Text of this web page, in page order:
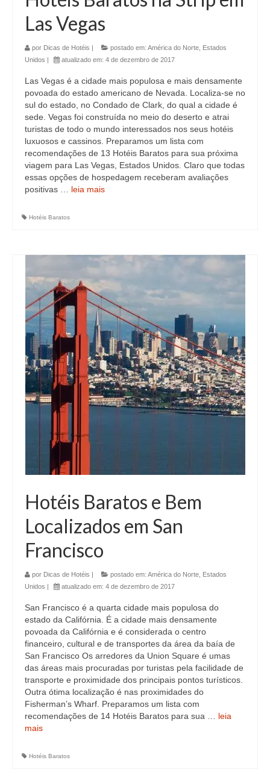
Las Vegas
por Dicas de Hotéis | postado em: América do Norte Estados
Unidos | atualizado em: 4 de dezembro de 2017
Las Vegas é a cidade mais populosa e mais densamente
povoada do estado americano de Nevada. Localiza-se no
sul do estado, no Condado de Clark, do qual a cidade é
sede. Vegas foi construída no meio do deserto e atrai
turistas de todo o mundo interessados nos seus hotéis
luxuosos e cassinos. Preparamos um lista com
recomendações de 13 Hotéis Baratos para sua próxima
viagem para Las Vegas, Estados Unidos. Claro que todas
essas opções de hospedagem receberam avaliações
positivas … leia mais
Hotéis Baratos
Hotéis Baratos e Bem
Localizados em San
Francisco
por Dicas de Hotéis | postado em: América do Norte Estados
Unidos | atualizado em: 4 de dezembro de 2017
San Francisco é a quarta cidade mais populosa do
estado da Califórnia. É a cidade mais densamente
povoada da Califórnia e é considerada o centro
financeiro, cultural e de transportes da área da baía de
San Francisco Os arredores da Union Square é umas
das áreas mais procuradas por turistas pela facilidade de
transporte e proximidade dos principais pontos turísticos.
Outra ótima localização é nas proximidades do
Fisherman’s Wharf. Preparamos um lista com
recomendações de 14 Hotéis Baratos para sua … leia
mais
Hotéis Baratos